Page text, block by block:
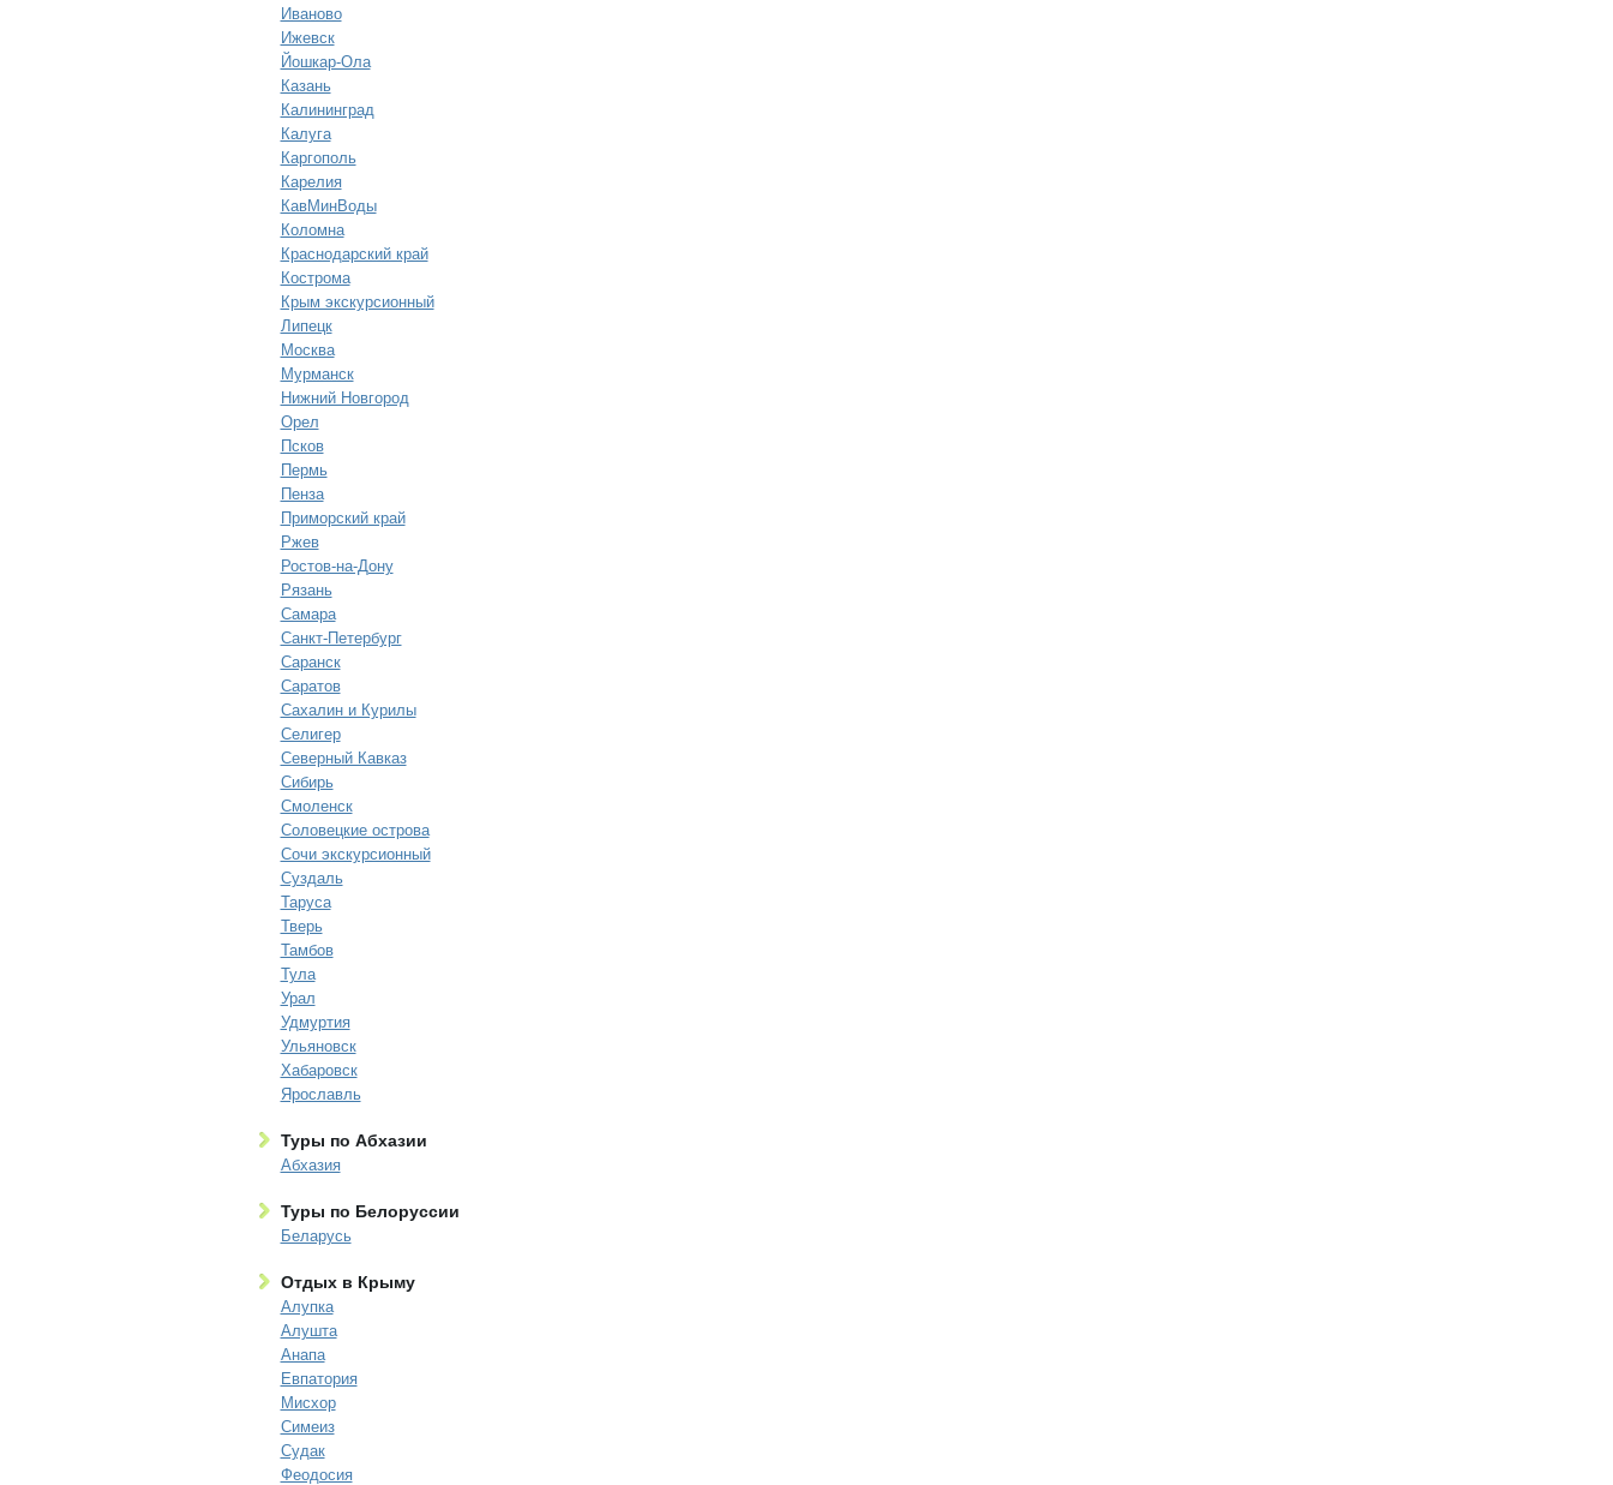
Иваново
Ижевск
Йошкар-Ола
Казань
Калининград
Калуга
Каргополь
Карелия
КавМинВоды
Коломна
Краснодарский край
Кострома
Крым экскурсионный
Липецк
Москва
Мурманск
Нижний Новгород
Орел
Псков
Пермь
Пенза
Приморский край
Ржев
Ростов-на-Дону
Рязань
Самара
Санкт-Петербург
Саранск
Саратов
Сахалин и Курилы
Селигер
Северный Кавказ
Сибирь
Смоленск
Соловецкие острова
Сочи экскурсионный
Суздаль
Таруса
Тверь
Тамбов
Тула
Урал
Удмуртия
Ульяновск
Хабаровск
Ярославль
Туры по Абхазии
Абхазия
Туры по Белоруссии
Беларусь
Отдых в Крыму
Алупка
Алушта
Анапа
Евпатория
Мисхор
Симеиз
Судак
Феодосия